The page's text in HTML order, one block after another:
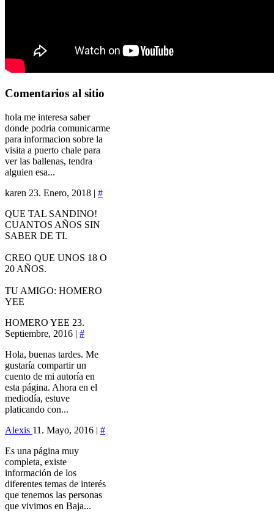
Comentarios al sitio
hola me interesa saber
donde podria comunicarme
para informacion sobre la
visita a puerto chale para
ver las ballenas, tendra
alguien esa...
karen 23. Enero, 2018 | #
QUE TAL SANDINO!
CUANTOS AÑOS SIN
SABER DE TI.
CREO QUE UNOS 18 O
20 AÑOS.
TU AMIGO: HOMERO
YEE
HOMERO YEE 23.
Septiembre, 2016 | #
Hola, buenas tardes. Me
gustaría compartir un
cuento de mi autoría en
esta página. Ahora en el
mediodía, estuve
platicando con...
Alexis 11. Mayo, 2016 | #
Es una página muy
completa, existe
información de los
diferentes temas de interés
que tenemos las personas
que vivimos en Baja...